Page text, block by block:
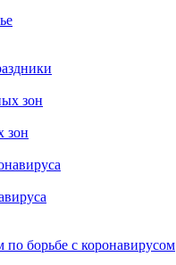
зон
борьбе с коронавирусом